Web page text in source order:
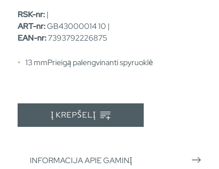
RSK-nr:|
ART-nr:GB43000014 10 |
EAN-nr:7393792226875
13 mmPrieigą palengvinanti spyruoklė
Į KREPŠELĮ
INFORMACIJA APIE GAMINĮ